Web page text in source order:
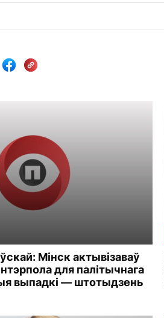
Мінск актывізаваў
для палітычнага
выпадкі — штотыдзень